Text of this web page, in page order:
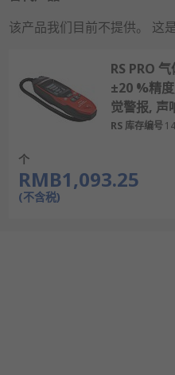
该产品我们目前不提供。 这
RS PRO
±20 %精
觉警报, 声
RS 库存编号
个
RMB1,093.25
(不含税)